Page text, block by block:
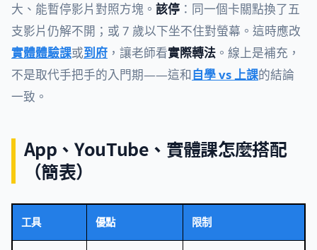
大、能暫停影片對照方塊。 該停 ：同一個卡關點換了五
支影片仍解不開；或 7 歲以下坐不住對螢幕。這時應改
實體體驗課或到府 ，讓老師看實際轉法 。線上是補充，
不是取代手把手的入門期——這和自學 vs 上課的結論
一致。
App、YouTube、實體課怎麼搭配
（簡表）
工具 優點 限制